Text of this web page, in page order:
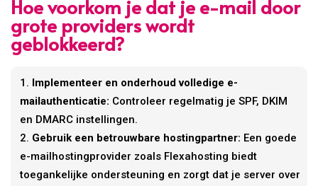
Hoe voorkom je dat je e-mail door
grote providers wordt
geblokkeerd?
Implementeer en onderhoud volledige e-
mailauthenticatie: Controleer regelmatig je SPF, DKIM
en DMARC instellingen.
Gebruik een betrouwbare hostingpartner: Een goede
e-mailhostingprovider zoals Flexahosting biedt
toegankelijke ondersteuning en zorgt dat je server over